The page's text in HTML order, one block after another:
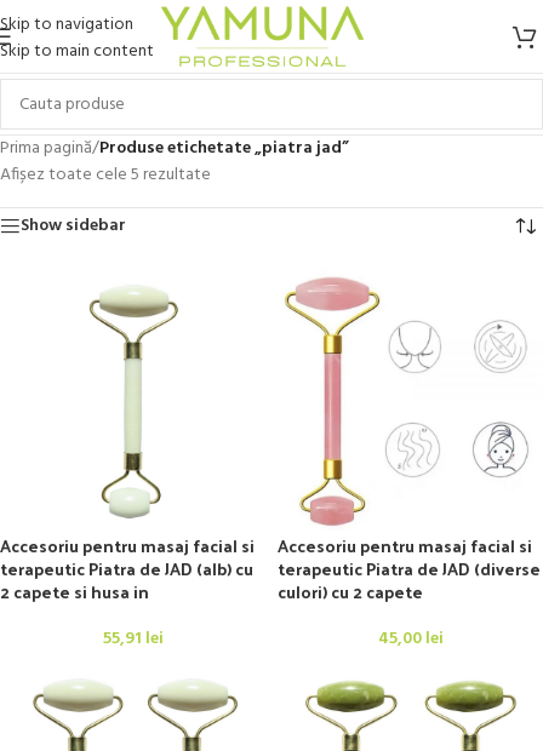
Skip to navigation
Skip to main content
Prima pagină/Produse etichetate „piatra jad”
Afișez toate cele 5 rezultate
Show sidebar
Accesoriu pentru masaj facial si
terapeutic Piatra de JAD (alb) cu
2 capete si husa in
55,91 lei
Accesoriu pentru masaj facial si
terapeutic Piatra de JAD (diverse
culori) cu 2 capete
45,00lei